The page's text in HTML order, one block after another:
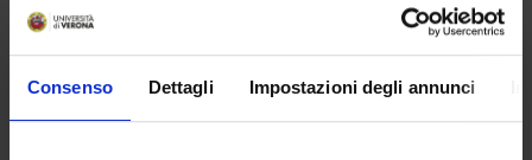
Consenso Dettagli Impostazioni degli annunci
Flavio Pichler